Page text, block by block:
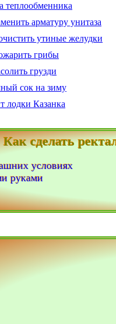
теплообменника
арматуру унитаза
утиные желудки
грибы
грузди
сок на зиму
лодки Казанка
Как сделать
условиях
руками